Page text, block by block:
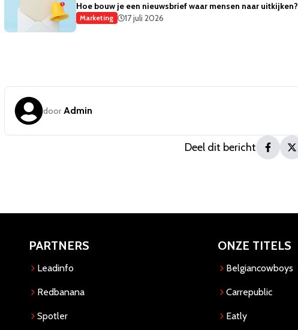
Hoe bouw je een nieuwsbrief waar mensen naar uitkijken?
Marketing 17 juli 2026
door Admin
Deel dit bericht
PARTNERS
Leadinfo
Redbanana
Spotler
ONZE TITELS
Belgiancowboys
Carrepublic
Eatly